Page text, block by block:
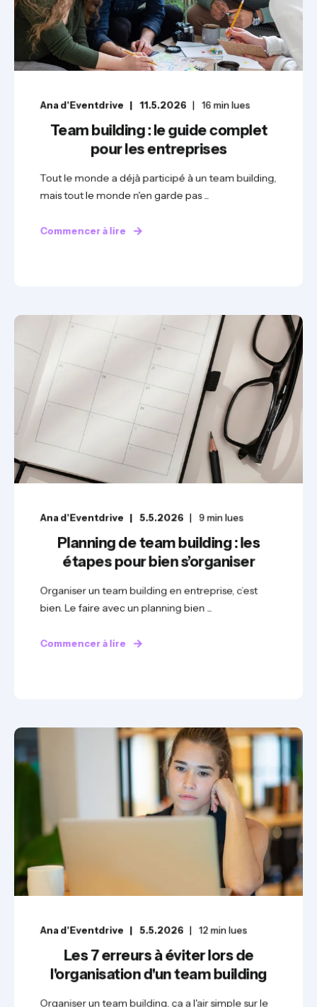
Ana d'Eventdrive 11.5.2026 16min lues
Team building : le guide complet
pour les entreprises
Tout le monde a déjà participé à un team building,
mais tout le monde n'en garde pas ...
Commencer à lire
Ana d'Eventdrive 5.5.2026 9min lues
Planning de team building : les
étapes pour bien s’organiser
Organiser un team building en entreprise, c’est
bien. Le faire avec un planning bien ...
Commencer à lire
Ana d'Eventdrive 5.5.2026 12min lues
Les 7 erreurs à éviter lors de
l'organisation d'un team building
Organiser un team building, ça a l'air simple sur le